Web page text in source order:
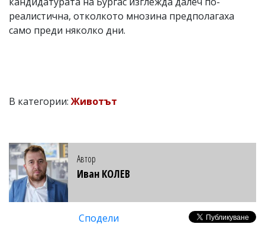
реалистична, отколкото мнозина предполагаха
само преди няколко дни.
В категории:Животът
Автор
Иван КОЛЕВ
Сподели